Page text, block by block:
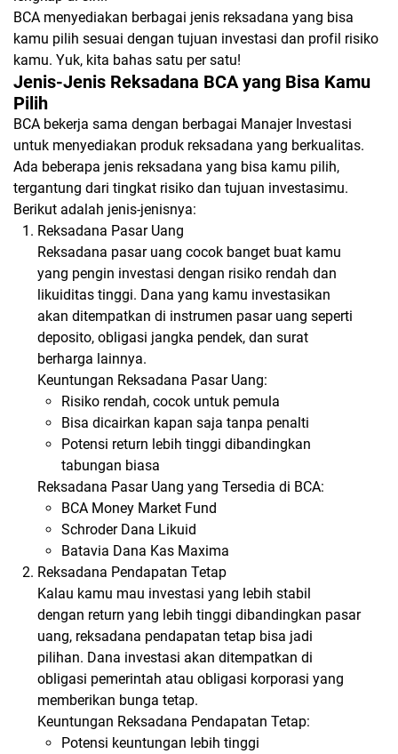
BCA menyediakan berbagai jenis reksadana yang bisa
kamu pilih sesuai dengan tujuan investasi dan profil risiko
kamu. Yuk, kita bahas satu per satu!
Jenis-Jenis Reksadana BCA yang Bisa Kamu
Pilih
BCA bekerja sama dengan berbagai Manajer Investasi
untuk menyediakan produk reksadana yang berkualitas.
Ada beberapa jenis reksadana yang bisa kamu pilih,
tergantung dari tingkat risiko dan tujuan investasimu.
Berikut adalah jenis-jenisnya:
Reksadana Pasar Uang
Reksadana pasar uang cocok banget buat kamu
yang pengin investasi dengan risiko rendah dan
likuiditas tinggi. Dana yang kamu investasikan
akan ditempatkan di instrumen pasar uang seperti
deposito, obligasi jangka pendek, dan surat
berharga lainnya.
Keuntungan Reksadana Pasar Uang:
Risiko rendah, cocok untuk pemula
Bisa dicairkan kapan saja tanpa penalti
Potensi return lebih tinggi dibandingkan
tabungan biasa
Reksadana Pasar Uang yang Tersedia di BCA:
BCA Money Market Fund
Schroder Dana Likuid
Batavia Dana Kas Maxima
Reksadana Pendapatan Tetap
Kalau kamu mau investasi yang lebih stabil
dengan return yang lebih tinggi dibandingkan pasar
uang, reksadana pendapatan tetap bisa jadi
pilihan. Dana investasi akan ditempatkan di
obligasi pemerintah atau obligasi korporasi yang
memberikan bunga tetap.
Keuntungan Reksadana Pendapatan Tetap:
Potensi keuntungan lebih tinggi